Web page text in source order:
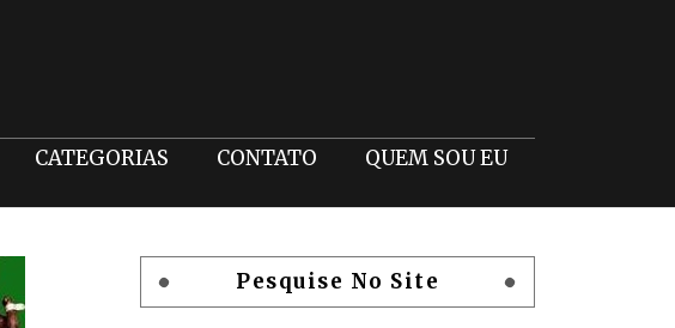
CATEGORIAS CONTATO QUEM SOU EU
Pesquise No Site